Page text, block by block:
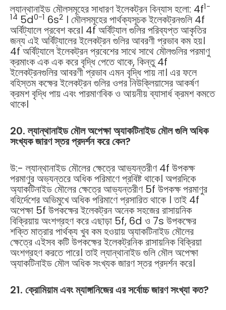
ল্যান্থানাইড মৌলসমূহের সাধারণ ইলেকট্রন বিন্যাস হলো: 4f1-
14 5d0-1 6s2 । মৌলসমূহের পার্থক্যসূচক ইলেকট্রনগুলি 4f
অর্বিট্যালে প্রবেশ করে। 4f অর্বিট্যাল গুলির পরিব্যপ্ত আকৃতির
জন্য এই অর্বিট্যালের ইলেকট্রন গুলির আবরণী প্রভাব কম হয়।
4f অর্বিট্যালে ইলেকট্রন প্রবেশের সাথে সাথে মৌলগুলির পরমাণু
ক্রমাংক এক এক করে বৃদ্ধি পেতে থাকে, কিন্তু 4f
ইলেকট্রনগুলির আবরণী প্রভাব এমন বৃদ্ধি পায় না। এর ফলে
বহিস্তম কক্ষের ইলেকট্রন গুলির ওপর নিউক্লিয়াসের আকর্ষণ
ক্রমশ বৃদ্ধি পায় এবং পারমাণবিক ও আয়নীয় ব্যাসার্ধ ক্রমশ কমতে
থাকে।
20. ল্যান্থানাইড মৌল অপেক্ষা অ্যাকটিনাইড মৌল গুলি অধিক
সংখ্যক জারণ স্তর প্রদর্শন করে কেন?
উ:- ল্যান্থানাইড মৌলের ক্ষেত্রে আভ্যন্তরীণ 4f উপকক্ষ
পরমাণুর অভ্যন্তরে অধিক পরিমাণে প্রবিষ্ট থাকে। অপরদিকে
অ্যাকটিনাইড মৌলের ক্ষেত্রে আভ্যন্তরীণ 5f উপকক্ষ পরমাণুর
বহির্দেশের অভিমুখে অধিক পরিমাণে প্রসারিত থাকে । তাই 4f
অপেক্ষা 5f উপকক্ষের ইলেকট্রন অনেক সহজের রাসায়নিক
বিক্রিয়ায় অংশগ্রহণ করে এছাড়া 5f, 6d ও 7s উপকক্ষের
শক্তি মাত্রার পার্থক্য খুব কম হওয়ায় অ্যাকটিনাইড মৌলের
ক্ষেত্রে এইসব কটি উপকক্ষের ইলেকট্রনিক রাসায়নিক বিক্রিয়া
অংশগ্রহণ করতে পারে। তাই ল্যান্থানাইড গুলি মৌল অপেক্ষা
অ্যাকটিনাইড মৌল অধিক সংখ্যক জারণ স্তর প্রদর্শন করে।
21. ক্রোমিয়াম এবং ম্যাঙ্গানিজের এর সর্বোচ্চ জারণ সংখ্যা কত?